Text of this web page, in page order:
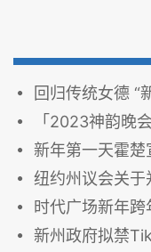
回归传统女德 “
「2023神韵晚
新年第一天霍楚
纽约州议会关
时代广场新年
新州政府拟禁